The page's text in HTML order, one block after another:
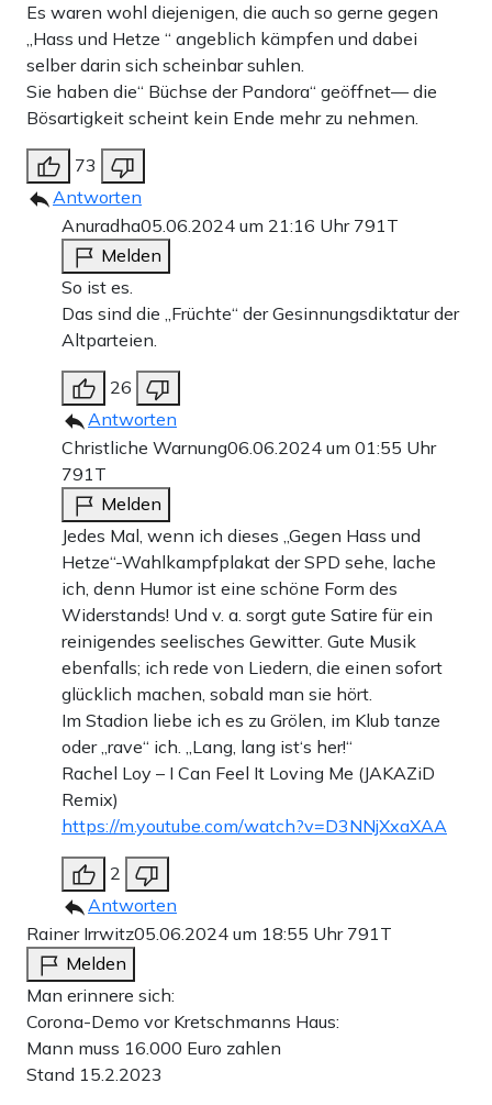
Es waren wohl diejenigen, die auch so gerne gegen
„Hass und Hetze “ angeblich kämpfen und dabei
selber darin sich scheinbar suhlen.
Sie haben die“ Büchse der Pandora“ geöffnet— die
Bösartigkeit scheint kein Ende mehr zu nehmen.
73
Antworten
Anuradha05.06.2024 um 21:16 Uhr 791T
Melden
So ist es.
Das sind die „Früchte“ der Gesinnungsdiktatur der
Altparteien.
26
Antworten
Christliche Warnung06.06.2024 um 01:55 Uhr
791T
Melden
Jedes Mal, wenn ich dieses „Gegen Hass und
Hetze“-Wahlkampfplakat der SPD sehe, lache
ich, denn Humor ist eine schöne Form des
Widerstands! Und v. a. sorgt gute Satire für ein
reinigendes seelisches Gewitter. Gute Musik
ebenfalls; ich rede von Liedern, die einen sofort
glücklich machen, sobald man sie hört.
Im Stadion liebe ich es zu Grölen, im Klub tanze
oder „rave“ ich. „Lang, lang ist‘s her!“
Rachel Loy – I Can Feel It Loving Me (JAKAZiD
Remix)
https://m.youtube.com/watch?v=D3NNjXxaXAA
2
Antworten
Rainer Irrwitz05.06.2024 um 18:55 Uhr 791T
Melden
Man erinnere sich:
Corona-Demo vor Kretschmanns Haus:
Mann muss 16.000 Euro zahlen
Stand 15.2.2023